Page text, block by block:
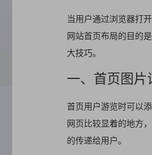
当用户通过浏览器打
网站首页布局的目的
大技巧。
一、首页图
首页用户游览时可以
网页比较显着的地方
的传递给用户。